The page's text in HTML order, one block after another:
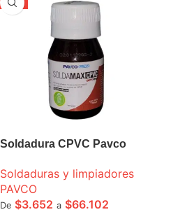
Soldadura CPVC Pavco
Soldaduras y limpiadores
PAVCO
De $3.652 a $66.102